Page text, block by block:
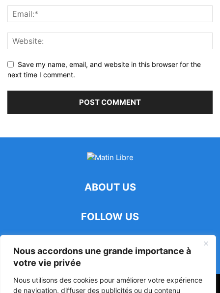
Nous accordons une grande importance à
votre vie privée
Nous utilisons des cookies pour améliorer votre expérience
de navigation, diffuser des publicités ou du contenu
Save my name, email, and website in this browser for the
next time I comment.
ABOUT US
FOLLOW US
47ᵉ Assemblée Mondiale sur la Protection de la Vie Privée: Me